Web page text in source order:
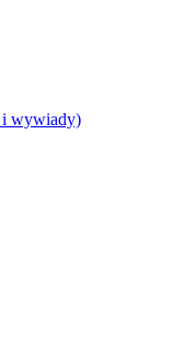
i wywiady)